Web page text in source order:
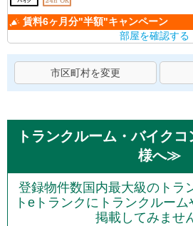
賃料6ヶ月分"半額"キャンペーン
部屋を確認する
市区町村を変更
トランクルーム・バイク
様へ≫
登録物件数国内最大級のトラ
トeトランクにトランクルー
掲載してみませ